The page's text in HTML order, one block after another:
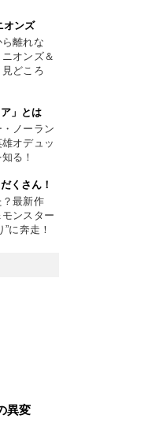
オンズ
離れな
オンズ＆
どころ
ア」とは
ノーラン
オデュッ
る！
くさん！
最新作
モンスター
に奔走！
異変